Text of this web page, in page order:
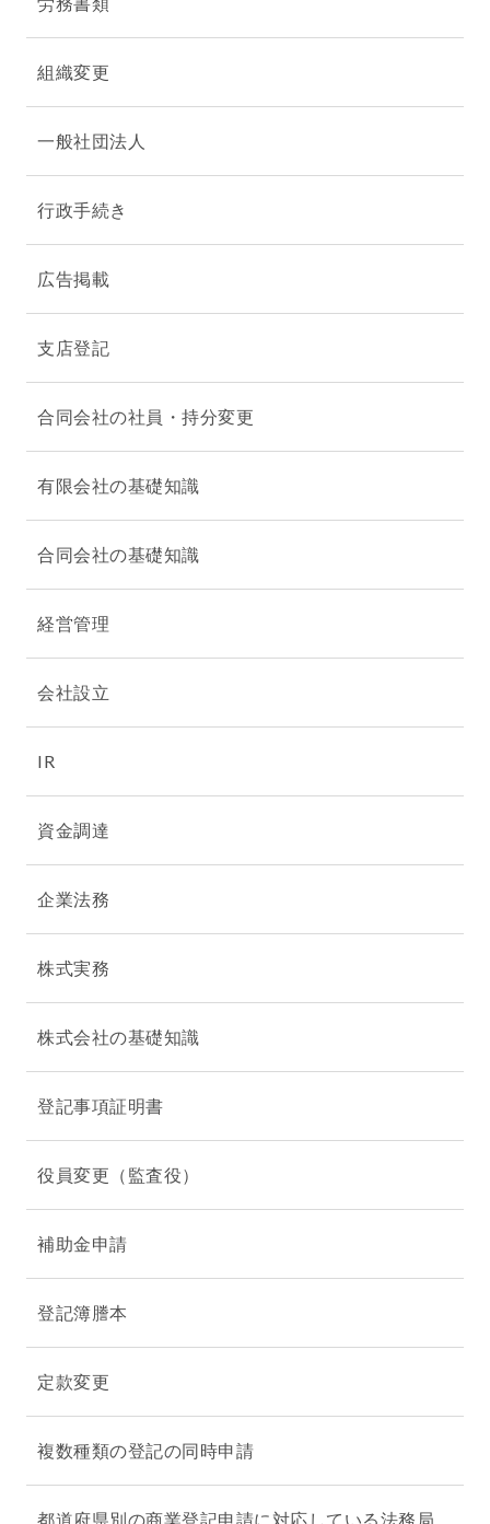
組織変更
一般社団法人
行政手続き
広告掲載
支店登記
合同会社の社員・持分変更
有限会社の基礎知識
合同会社の基礎知識
経営管理
会社設立
IR
資金調達
企業法務
株式実務
株式会社の基礎知識
登記事項証明書
役員変更（監査役）
補助金申請
登記簿謄本
定款変更
複数種類の登記の同時申請
都道府県別の商業登記申請に対応している法務局